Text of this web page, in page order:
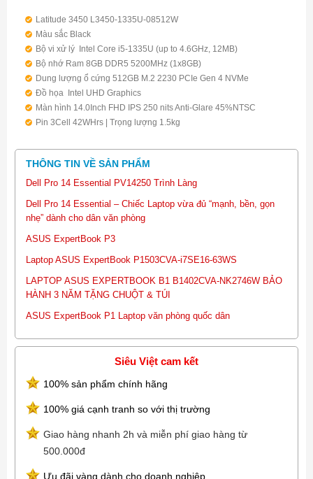
Latitude 3450 L3450-1335U-08512W
Màu sắc Black
Bộ vi xử lý Intel Core i5-1335U (up to 4.6GHz, 12MB)
Bộ nhớ Ram 8GB DDR5 5200MHz (1x8GB)
Dung lượng ổ cứng 512GB M.2 2230 PCIe Gen 4 NVMe
Đồ họa Intel UHD Graphics
Màn hình 14.0Inch FHD IPS 250 nits Anti-Glare 45%NTSC
Pin 3Cell 42WHrs | Trọng lượng 1.5kg
THÔNG TIN VỀ SẢN PHẨM
Dell Pro 14 Essential PV14250 Trình Làng
Dell Pro 14 Essential – Chiếc Laptop vừa đủ “mạnh, bền, gọn
nhẹ” dành cho dân văn phòng
ASUS ExpertBook P3
Laptop ASUS ExpertBook P1503CVA-i7SE16-63WS
LAPTOP ASUS EXPERTBOOK B1 B1402CVA-NK2746W BẢO
HÀNH 3 NĂM TẶNG CHUỘT & TÚI
ASUS ExpertBook P1 Laptop văn phòng quốc dân
Siêu Việt cam kết
100% sản phẩm chính hãng
100% giá cạnh tranh so với thị trường
Giao hàng nhanh 2h và miễn phí giao hàng từ
500.000đ
Ưu đãi vàng dành cho doanh nghiệp